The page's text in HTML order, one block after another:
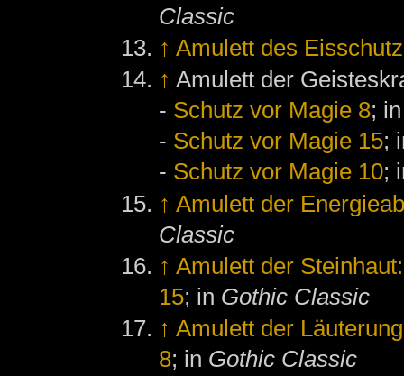
Classic
↑ Amulett des
↑ Amulett der
- Schutz vor Magie 8;
- Schutz vor Magie 15;
- Schutz vor Magie 10;
↑ Amulett der
Classic
↑ Amulett der
15; in Gothic Classic
↑ Amulett der
8; in Gothic Classic